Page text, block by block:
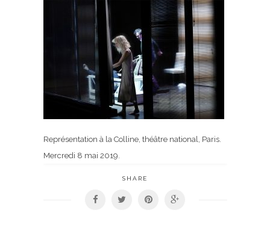
Représentation à la Colline, théâtre national, Paris.
Mercredi 8 mai 2019.
SHARE